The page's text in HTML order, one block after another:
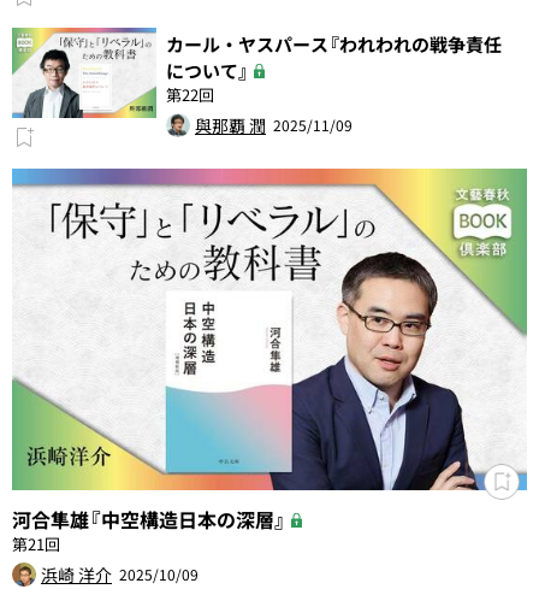
カール・ヤスパース『われわれの戦争責任
について』
第22回
與那覇 潤 2025/11/09
河合隼雄『中空構造日本の深層』
第21回
浜崎 洋介 2025/10/09